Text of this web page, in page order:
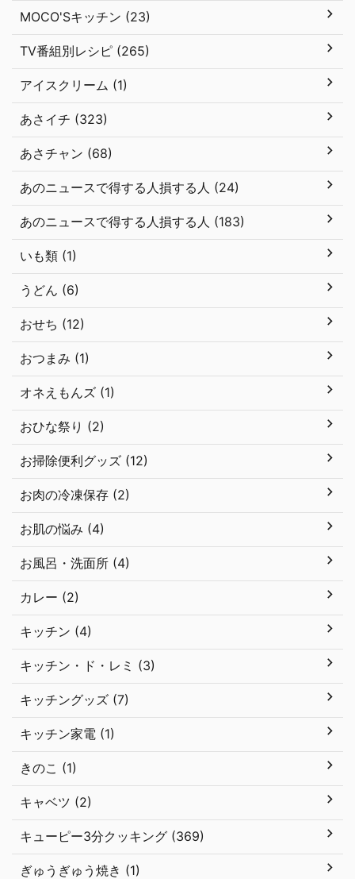
MOCO'Sキッチン (23)
TV番組別レシピ (265)
アイスクリーム (1)
あさイチ (323)
あさチャン (68)
あのニュースで得する人損する人 (24)
あのニュースで得する人損する人 (183)
いも類 (1)
うどん (6)
おせち (12)
おつまみ (1)
オネえもんズ (1)
おひな祭り (2)
お掃除便利グッズ (12)
お肉の冷凍保存 (2)
お肌の悩み (4)
お風呂・洗面所 (4)
カレー (2)
キッチン (4)
キッチン・ド・レミ (3)
キッチングッズ (7)
キッチン家電 (1)
きのこ (1)
キャベツ (2)
キューピー3分クッキング (369)
ぎゅうぎゅう焼き (1)